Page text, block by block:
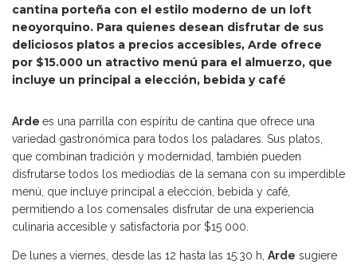
cantina porteña con el estilo moderno de un loft
neoyorquino. Para quienes desean disfrutar de sus
deliciosos platos a precios accesibles, Arde ofrece
por $15.000 un atractivo menú para el almuerzo, que
incluye un principal a elección, bebida y café
Arde es una parrilla con espíritu de cantina que ofrece una
variedad gastronómica para todos los paladares. Sus platos,
que combinan tradición y modernidad, también pueden
disfrutarse todos los mediodías de la semana con su imperdible
menú, que incluye principal a elección, bebida y café,
permitiendo a los comensales disfrutar de una experiencia
culinaria accesible y satisfactoria por $15 000.
De lunes a viernes, desde las 12 hasta las 15:30 h, Arde sugiere